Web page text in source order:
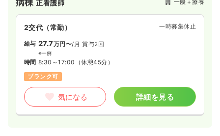
化器内科専門の常勤医を配置しております。
正看護師 一般＋療養
2交代（常勤） 一時募集休止
給与 27.7万円〜/月 賞与2回
※一例
時間 8:30～17:00 （休憩45分）
ブランク可
気になる 詳細を見る